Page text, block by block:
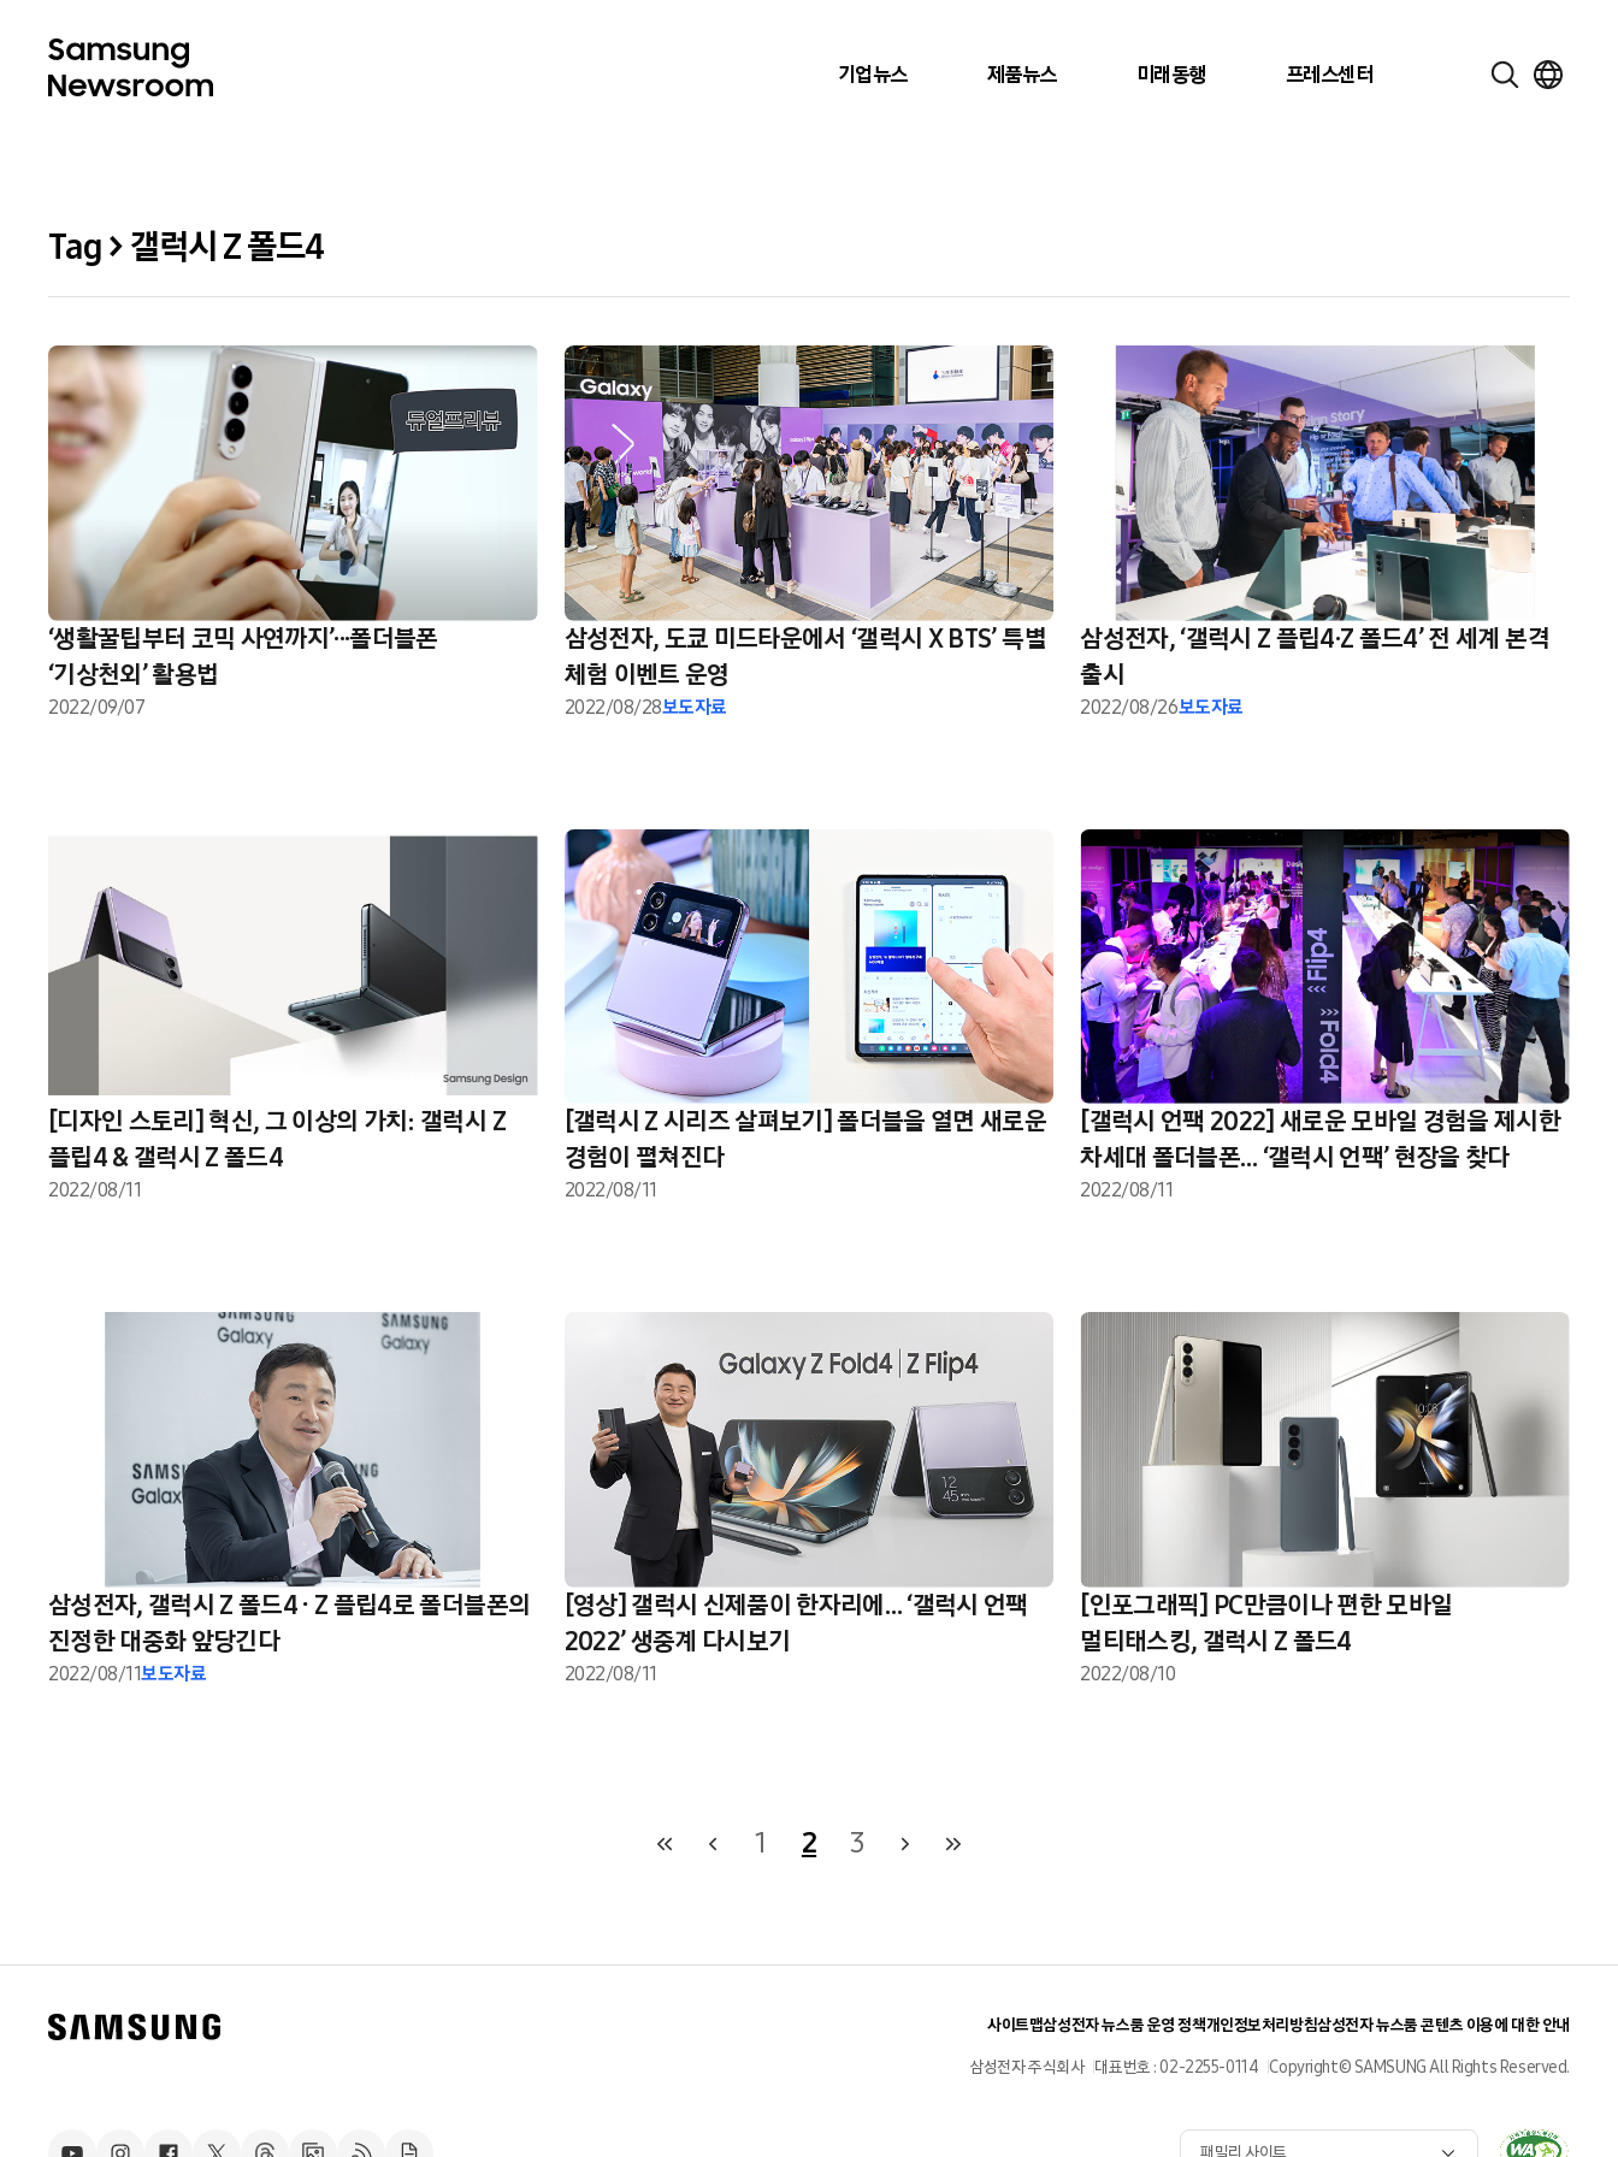
기업뉴스 제품뉴스 미래동행 프레스센터
Tag > 갤럭시 Z 폴드4
‘생활꿀팁부터 코믹 사연까지’···폴더블폰
‘기상천외’ 활용법
2022/09/07
삼성전자, 도쿄 미드타운에서 ‘갤럭시 X BTS’ 특별
체험 이벤트 운영
2022/08/28보도자료
삼성전자, ‘갤럭시 Z 플립4·Z 폴드4’ 전 세계 본격
출시
2022/08/26보도자료
[디자인 스토리] 혁신, 그 이상의 가치: 갤럭시 Z
플립4 & 갤럭시 Z 폴드4
2022/08/11
[갤럭시 Z 시리즈 살펴보기] 폴더블을 열면 새로운
경험이 펼쳐진다
2022/08/11
[갤럭시 언팩 2022] 새로운 모바일 경험을 제시한
차세대 폴더블폰… ‘갤럭시 언팩’ 현장을 찾다
2022/08/11
삼성전자, 갤럭시 Z 폴드4 ∙ Z 플립4로 폴더블폰의
진정한 대중화 앞당긴다
2022/08/11보도자료
[영상] 갤럭시 신제품이 한자리에… ‘갤럭시 언팩
2022’ 생중계 다시보기
2022/08/11
[인포그래픽] PC만큼이나 편한 모바일
멀티태스킹, 갤럭시 Z 폴드4
2022/08/10
1 2 3
사이트맵삼성전자 뉴스룸 운영 정책개인정보처리방침삼성전자 뉴스룸 콘텐츠 이용에 대한 안내
삼성전자 주식회사 대표번호 : 02-2255-0114 Copyright© SAMSUNG All Rights Reserved.